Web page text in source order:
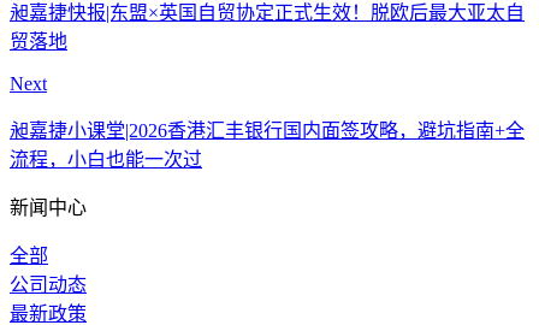
昶嘉捷快报|东盟×英国自贸协定正式生效！脱欧后最大亚太自
贸落地
Next
昶嘉捷小课堂|2026香港汇丰银行国内面签攻略，避坑指南+全
流程，小白也能一次过
新闻中心
全部
公司动态
最新政策